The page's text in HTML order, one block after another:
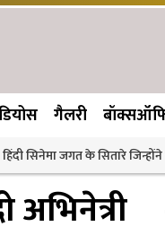
गैलरी
हिंदी सिनेमा जगत के सितारे